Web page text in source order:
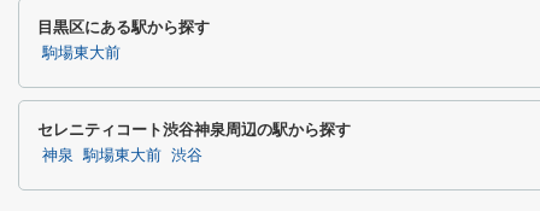
目黒区にある駅から探す
駒場東大前
セレニティコート渋谷神泉周辺の駅から探す
神泉 駒場東大前 渋谷